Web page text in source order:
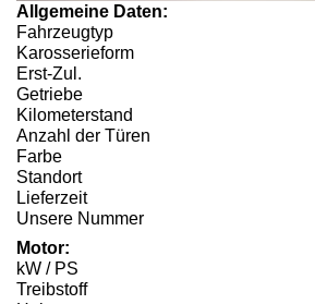
Allgemeine Daten:
Fahrzeugtyp
Karosserieform
Erst-Zul.
Getriebe
Kilometerstand
Anzahl der Türen
Farbe
Standort
Lieferzeit
Unsere Nummer
Motor:
kW / PS
Treibstoff